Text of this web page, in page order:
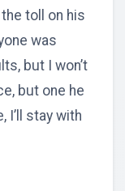
toll on his
was
but I won’t
but one he
I’ll stay with